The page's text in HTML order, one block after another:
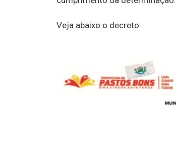
Veja abaixo o decreto: